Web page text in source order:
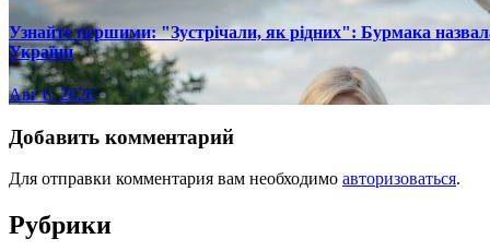
Узнайте першими: "Зустрічали, як рідних": Бурмака
України
Авг 6, 2026
Добавить комментарий
Для отправки комментария вам необходимо авторизоваться.
Рубрики